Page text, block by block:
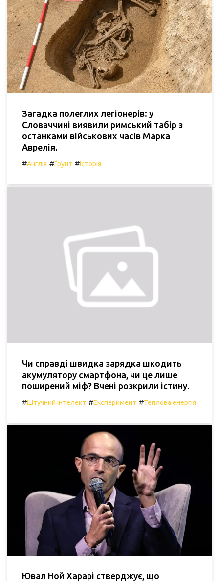
Загадка полеглих легіонерів: у
Словаччині виявили римський табір з
останками військових часів Марка
Аврелія.
#Англія #Ґрунт #Історія
Чи справді швидка зарядка шкодить
акумулятору смартфона, чи це лише
поширений міф? Вчені розкрили істину.
#Штучний інтелект #Експеримент #Теплова енергія
Ювал Ной Харарі стверджує, що